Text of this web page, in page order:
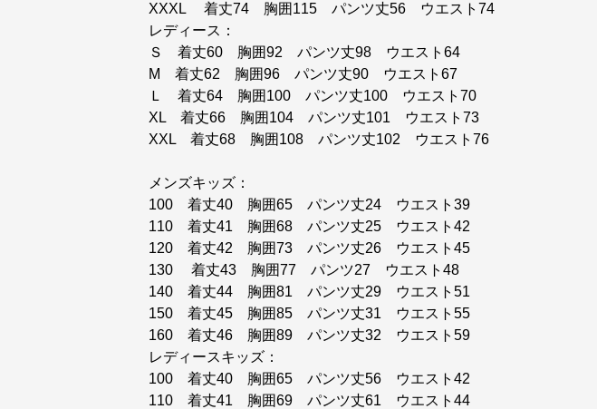
XXXL 着丈74 胸囲115 パンツ丈56 ウエスト74
レディース：
Ｓ 着丈60 胸囲92 パンツ丈98 ウエスト64
M 着丈62 胸囲96 パンツ丈90 ウエスト67
Ｌ 着丈64 胸囲100 パンツ丈100 ウエスト70
XL 着丈66 胸囲104 パンツ丈101 ウエスト73
XXL 着丈68 胸囲108 パンツ丈102 ウエスト76
メンズキッズ：
100 着丈40 胸囲65 パンツ丈24 ウエスト39
110 着丈41 胸囲68 パンツ丈25 ウエスト42
120 着丈42 胸囲73 パンツ丈26 ウエスト45
130 着丈43 胸囲77 パンツ27 ウエスト48
140 着丈44 胸囲81 パンツ丈29 ウエスト51
150 着丈45 胸囲85 パンツ丈31 ウエスト55
160 着丈46 胸囲89 パンツ丈32 ウエスト59
レディースキッズ：
100 着丈40 胸囲65 パンツ丈56 ウエスト42
110 着丈41 胸囲69 パンツ丈61 ウエスト44